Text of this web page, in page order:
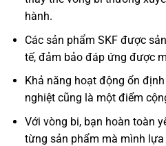
hành.
Các sản phẩm SKF được
tế, đảm bảo đáp ứng được
Khả năng hoạt động ổn
nghiệt cũng là một điểm
Với vòng bi, bạn hoàn toàn
từng sản phẩm mà mình lựa